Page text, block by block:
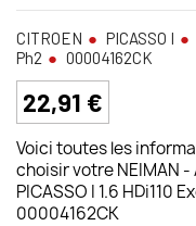
CITROEN PICASSO I
Ph2
00004162CK
22,91 €
Voici toutes les
choisir votre NEIMAN -
PICASSO I 1.6 HDi110
00004162CK